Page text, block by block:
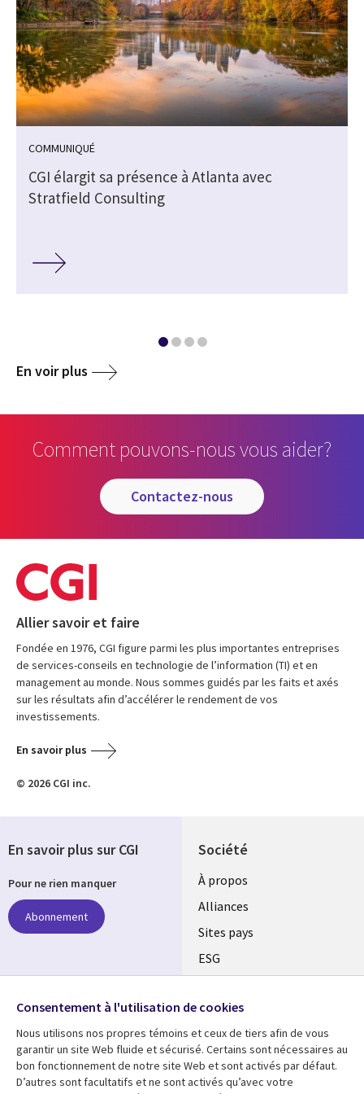
COMMUNIQUÉ
CGI élargit sa présence à Atlanta avec
Stratfield Consulting
En voir plus
Comment pouvons-nous vous aider?
contactez-nous
Allier savoir et faire
Fondée en 1976, CGI figure parmi les plus importantes entreprises
de services-conseils en technologie de l’information (TI) et en
management au monde. Nous sommes guidés par les faits et axés
sur les résultats afin d’accélérer le rendement de vos
investissements.
En savoir plus
© 2026 CGI inc.
Société
À propos
Alliances
Sites pays
ESG
Fusions
Salle de presse
En savoir plus sur CGI
Pour ne rien manquer
Abonnement
Suivez-nous
Social
Media
Global
FR
Consentement à l'utilisation de cookies
Nous utilisons nos propres témoins et ceux de tiers afin de vous
garantir un site Web fluide et sécurisé. Certains sont nécessaires au
bon fonctionnement de notre site Web et sont activés par défaut.
D’autres sont facultatifs et ne sont activés qu’avec votre